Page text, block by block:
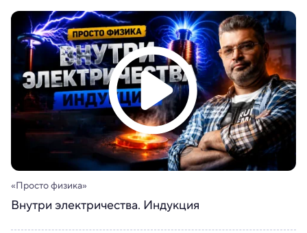
«Просто физика»
Внутри электричества. Индукция